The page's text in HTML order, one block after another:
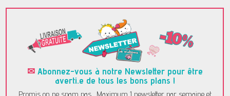
✉ Abonnez-vous à notre Newsletter pour être
averti.e de tous les bons plans !